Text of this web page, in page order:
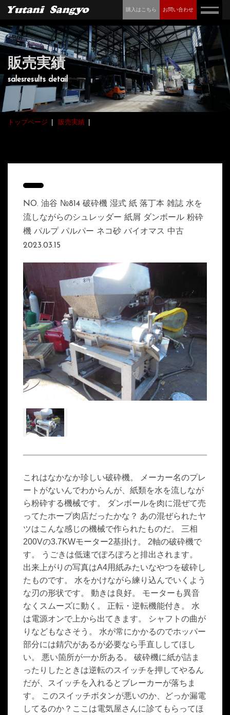
購入はこちら お問い合わせ
販売実績
salesresults detail
トップページ 販売実績
NO. 油谷 №814 破砕機 湿式 紙 落丁本 雑誌 水を
流しながらのシュレッダー 紙屑 ダンボール 粉砕
機 パルプ パルパー ネコ砂 バイオマス 中古
2023.03.15
これはなかなか珍しい破砕機。 メーカー名のプレ
ートがないんでわからんが、紙類を水を流しなが
ら粉砕する機械です。 ダンボールを肉に混ぜて売
ってたホープ肉店だったかな？ あの混ぜられたヤ
ツはこんな感じの機械で作られたものだ。 三相
200Vの3.7KWモーター2基掛け。 2軸の破砕機で
す。 うごきは低速でぽろぽろと排出されます。
出来上がりの写真はA4用紙みたいなやつを破砕し
たものです。 水をかけながら練り込んでいくよう
な刃の形状です。 動きは良好。 モーターも異音
なくスムーズに動く。 正転・逆転機能付き。 水
は電源オンで上から出てきます。 シャフトの曲が
りなどもなさそう。 水が常にかかるのでホッパー
部分には錆穴があるが必要なら手直ししてほし
い。 悪い箇所が一か所ある。 破砕機に紙が詰ま
ったりしたときは逆転のスイッチを押してやるん
だが、スイッチを入れるとブレーカーが落ちま
す。 このスイッチボタンが悪いのか、どっか漏電
してるのか？ここは電気屋さんに診てもらってほ